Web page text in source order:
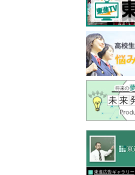
東進広告ギャラリー